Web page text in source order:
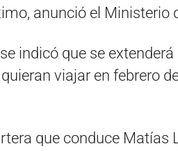
anunció el Ministerio
indicó que se
viajar en febrero
que conduce Matías